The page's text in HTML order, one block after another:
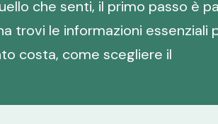
che senti, il primo passo è
trovi le informazioni essenziali
costa, come scegliere il